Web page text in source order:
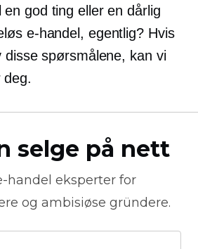
en god ting eller en dårlig
e-handel, egentlig? Hvis
disse spørsmålene, kan vi
deg.
selge på nett
handel eksperter for
og ambisiøse gründere.